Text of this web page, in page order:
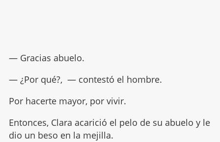
— Gracias abuelo.
— ¿Por qué?, — contestó el hombre.
Por hacerte mayor, por vivir.
Entonces, Clara acarició el pelo de su abuelo y le
dio un beso en la mejilla.